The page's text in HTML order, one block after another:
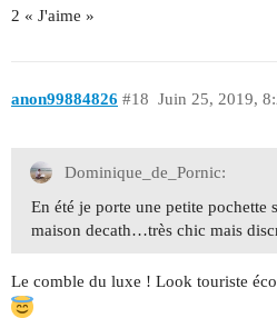
2 « J'aime »
anon99884826 Juin 25, 2019,
#18
Dominique_de_Pornic:
En été je porte une petite pochette
maison decath…très chic mais
Le comble du luxe ! Look touriste